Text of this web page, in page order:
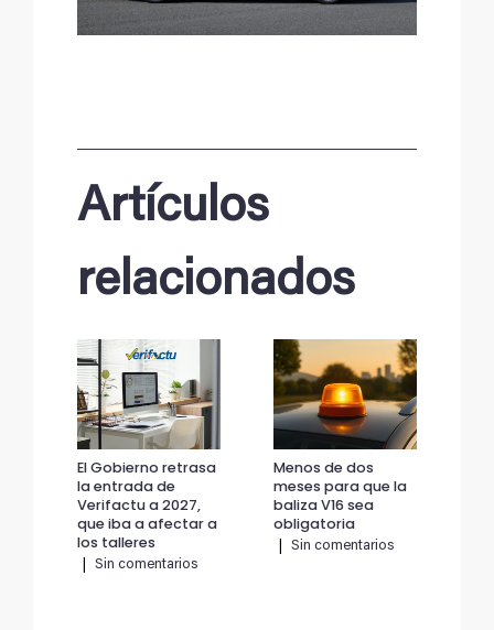
Artículos
relacionados
El Gobierno retrasa
la entrada de
Verifactu a 2027,
que iba a afectar a
los talleres
Sin comentarios
Menos de dos
meses para que la
baliza V16 sea
obligatoria
Sin comentarios